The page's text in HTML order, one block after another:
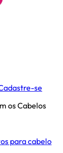
se
os Cabelos
para cabelo